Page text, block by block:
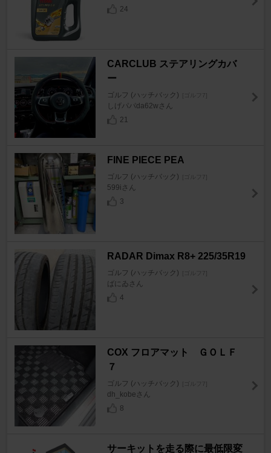
24
CARCLUB ステアリングカバ
ー
ゴルフ (ハッチバック) [ゴルフ7]
しげパパda62wさん
21
FINE PIECE PEA
ゴルフ (ハッチバック) [ゴルフ7]
599iさん
3
RADAR Dimax R8+ 225/35R19
ゴルフ (ハッチバック) [ゴルフ7]
ばにゐさん
4
COX フロアマット ＧＯＬＦ
７
ゴルフ (ハッチバック) [ゴルフ7]
dh_kobeさん
8
サーキットを走る際に最低限変